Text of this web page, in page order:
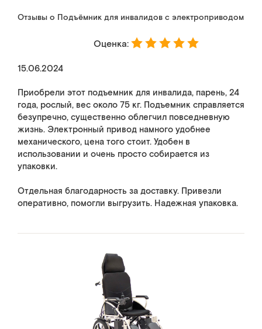
Отзывы о Подъёмник для инвалидов с электроприводом
Оценка:
15.06.2024
Приобрели этот подъемник для инвалида, парень, 24
года, рослый, вес около 75 кг. Подъемник справляется
безупречно, существенно облегчил повседневную
жизнь. Электронный привод намного удобнее
механического, цена того стоит. Удобен в
использовании и очень просто собирается из
упаковки.
Отдельная благодарность за доставку. Привезли
оперативно, помогли выгрузить. Надежная упаковка.